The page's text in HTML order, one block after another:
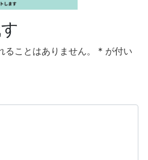
ことはありません。 * が付い